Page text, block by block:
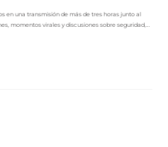
en una transmisión de más de tres horas junto al
momentos virales y discusiones sobre seguridad,…